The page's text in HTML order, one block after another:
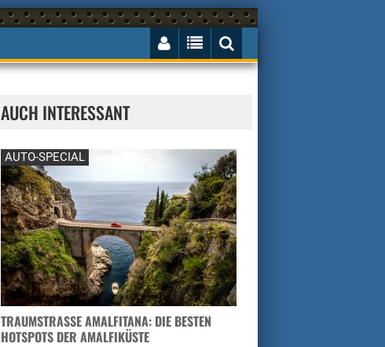
AUCH INTERESSANT
AUTO-SPECIAL
TRAUMSTRASSE AMALFITANA: DIE BESTEN H
OTSPOTS DER AMALFIKÜSTE